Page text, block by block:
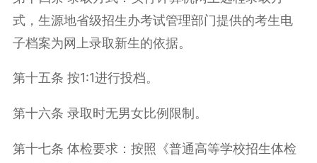
式，生源地省级招生办考试管理部门提供的考生电
子档案为网上录取新生的依据。
第十五条 按1:1进行投档。
第十六条 录取时无男女比例限制。
第十七条 体检要求：按照《普通高等学校招生体检